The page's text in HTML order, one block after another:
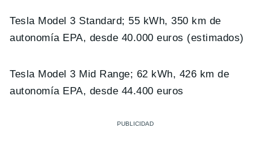
Tesla Model 3 Standard; 55 kWh, 350 km de
autonomía EPA, desde 40.000 euros (estimados)
Tesla Model 3 Mid Range; 62 kWh, 426 km de
autonomía EPA, desde 44.400 euros